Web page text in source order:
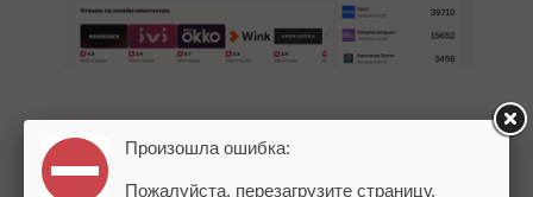
слова, подробные каталоги,
Произошла ошибка:
Пожалуйста, перезагрузите страницу.